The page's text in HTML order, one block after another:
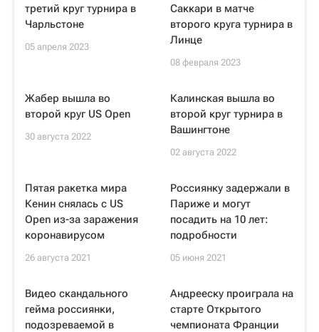
третий круг турнира в
Чарльстоне
05 апреля 2023
Саккари в матче
второго круга турнира в
Линце
08 февраля 2023
Жабер вышла во
второй круг US Open
30 августа 2022
Калинская вышла во
второй круг турнира в
Вашингтоне
02 августа 2022
Пятая ракетка мира
Кенин снялась с US
Open из-за заражения
коронавирусом
26 августа 2021
Россиянку задержали в
Париже и могут
посадить на 10 лет:
подробности
05 июня 2021
Видео скандального
гейма россиянки,
подозреваемой в
Андрееску проиграла на
старте Открытого
чемпионата Франции